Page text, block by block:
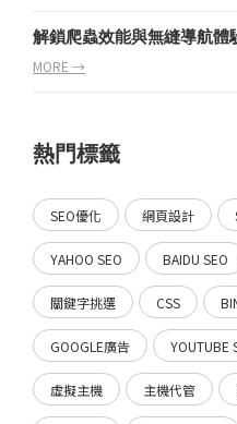
解鎖爬蟲效能與無縫導航體
MORE →
熱門標籤
SEO優化 網頁設計
YAHOO SEO BAIDU SEO
關鍵字挑選 CSS
GOOGLE廣告 YOUTUBE
虛擬主機 主機代管